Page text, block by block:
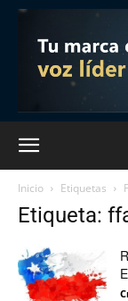
Inicio Etiquetas
Etiqueta: